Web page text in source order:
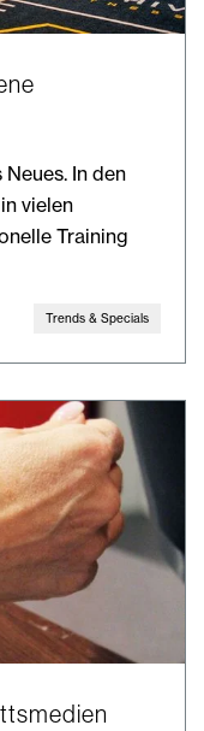
In den
vielen
Training
Trends & Specials